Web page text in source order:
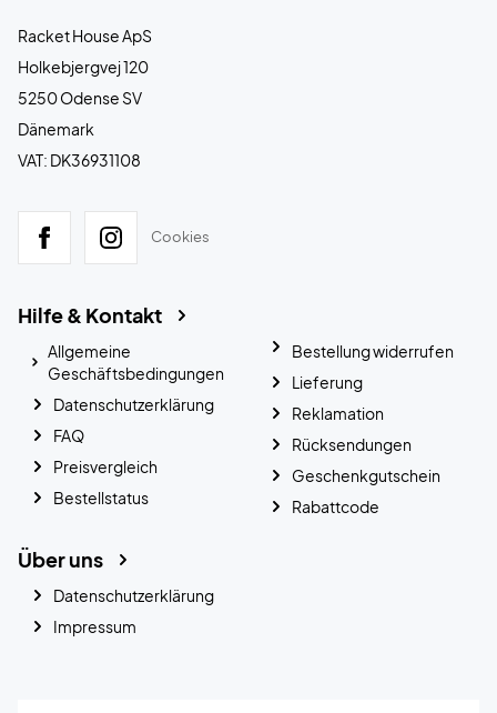
Racket House ApS
Holkebjergvej 120
5250 Odense SV
Dänemark
VAT: DK36931108
Cookies
Hilfe & Kontakt
Allgemeine
Geschäftsbedingungen
Datenschutzerklärung
FAQ
Preisvergleich
Bestellstatus
Bestellung widerrufen
Lieferung
Reklamation
Rücksendungen
Geschenkgutschein
Rabattcode
Über uns
Datenschutzerklärung
Impressum